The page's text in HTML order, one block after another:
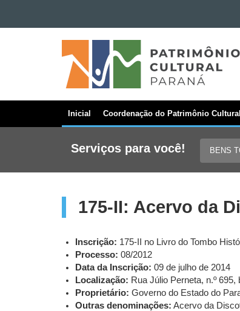
Ir para a busca
PATRIMÔNIO
CULTURAL
BENS
TOMBADOS
Navegação
principal
Inicial Coordenação do Patrimônio Cultural
Serviços para você! BENS
175-II: Acervo da
Inscrição: 175-II no Livro do Tombo
Processo:08/2012
Data da Inscrição: 09 de julho de 2014
Localização: Rua Júlio Perneta, n.º
Proprietário: Governo do Estado do
Outras denominações: Acervo da